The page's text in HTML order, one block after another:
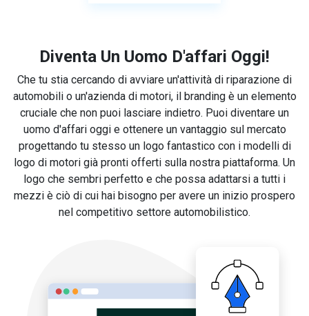
Diventa Un Uomo D'affari Oggi!
Che tu stia cercando di avviare un'attività di riparazione di
automobili o un'azienda di motori, il branding è un elemento
cruciale che non puoi lasciare indietro. Puoi diventare un
uomo d'affari oggi e ottenere un vantaggio sul mercato
progettando tu stesso un logo fantastico con i modelli di
logo di motori già pronti offerti sulla nostra piattaforma. Un
logo che sembri perfetto e che possa adattarsi a tutti i
mezzi è ciò di cui hai bisogno per avere un inizio prospero
nel competitivo settore automobilistico.